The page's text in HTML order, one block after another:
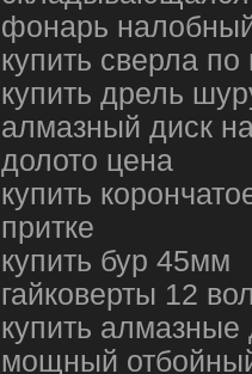
фонарь
купить сверла
купить дрель
алмазный диск
долото цена
купить
притке
купить бур 45мм
гайковерты 12
купить алмазные
мощный